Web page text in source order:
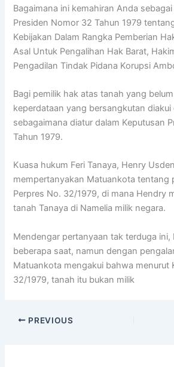
Bagaimana ini kemahiran Anda
Presiden Nomor 32 Tahun 1979
Kebijakan Dalam Rangka Pemberian
Asal Untuk Pengalihan Hak Barat,
Pengadilan Tindak Pidana Korupsi
Bagi pemilik hak atas tanah yang
keperdataan yang bersangkutan diakui
sebagaimana diatur dalam Keputusan
Tahun 1979.
Kuasa hukum Feri Tanaya, Henry
mempertanyakan Matuankota tentang
Perpres No. 32/1979, di mana Hendry
tanah Tanaya di Namelia milik negara.
Mendengar pertanyaan tak terduga
beberapa saat, namun dengan
Matuankota mengakui bahwa menurut
32/1979, tanah itu bukan milik
PREVIOUS